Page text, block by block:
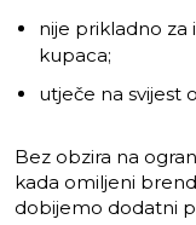
nije prikladno za
kupaca;
utječe na svijest
Bez obzira na
kada omiljeni
dobijemo dodatni